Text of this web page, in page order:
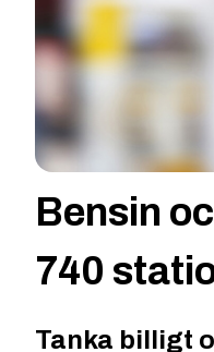
Bensin
740
Tanka billigt